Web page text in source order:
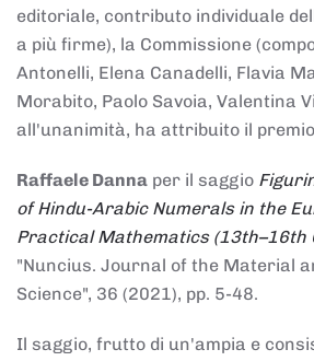
editoriale, contributo individuale
a più firme), la Commissione
Antonelli, Elena Canadelli, Flavia
Morabito, Paolo Savoia, Valentina
all'unanimità, ha attribuito il premio
Raffaele Danna per il saggio
of Hindu-Arabic Numerals in the
Practical Mathematics (13th–16th
"Nuncius. Journal of the Material
Science", 36 (2021), pp. 5-48.
Il saggio, frutto di un'ampia e